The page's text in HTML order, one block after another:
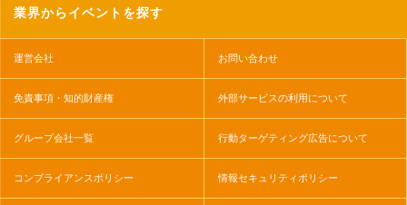
業界からイベントを探す
運営会社 お問い合わせ
免責事項・知的財産権 外部サービスの利用について
グループ会社一覧 行動ターゲティング広告について
コンプライアンスポリシー 情報セキュリティポリシー